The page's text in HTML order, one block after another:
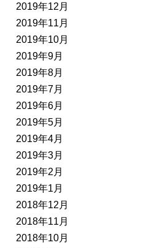
2019年12月
2019年11月
2019年10月
2019年9月
2019年8月
2019年7月
2019年6月
2019年5月
2019年4月
2019年3月
2019年2月
2019年1月
2018年12月
2018年11月
2018年10月